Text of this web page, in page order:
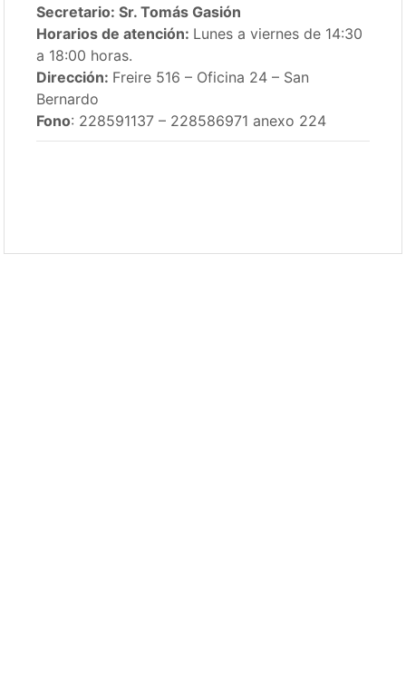
Secretario: Sr. Tomás Gasión
Horarios de atención: Lunes a viernes de 14:30
a 18:00 horas.
Dirección: Freire 516 – Oficina 24 – San
Bernardo
Fono: 228591137 – 228586971 anexo 224